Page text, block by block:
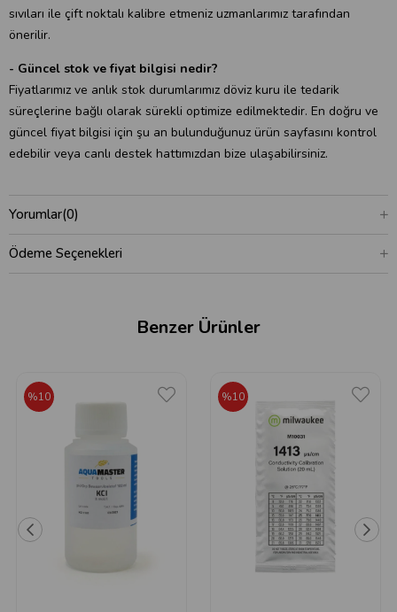
sıvıları ile çift noktalı kalibre etmeniz uzmanlarımız tarafından
önerilir.
- Güncel stok ve fiyat bilgisi nedir?
Fiyatlarımız ve anlık stok durumlarımız döviz kuru ile tedarik
süreçlerine bağlı olarak sürekli optimize edilmektedir. En doğru ve
güncel fiyat bilgisi için şu an bulunduğunuz ürün sayfasını kontrol
edebilir veya canlı destek hattımızdan bize ulaşabilirsiniz.
Yorumlar(0)
Ödeme Seçenekleri
Benzer Ürünler
%10 %10